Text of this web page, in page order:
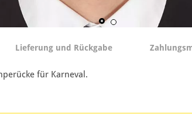
Lieferung und Rückgabe
für Karneval.